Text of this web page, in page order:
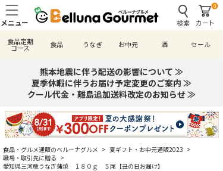
検索
0
カート
食品定期
コース 食品 うなぎ お中元 酒 セール
熊本地震に伴う配送の影響について ≫
夏季休暇に伴うお届け予定変更のご案内 ≫
クール代金・離島追加送料改定のお知らせ ≫
食品・グルメ通販のベルーナグルメ > 夏ギフト・お中元通販2023 >
職場・取引先に贈る >
愛知県三河産うなぎ蒲焼 １８０ｇ ５尾【丑の日お届け】